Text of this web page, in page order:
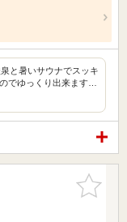
と暑いサウナでスッキ
でゆっくり出来ます…
お気に入
りに追加